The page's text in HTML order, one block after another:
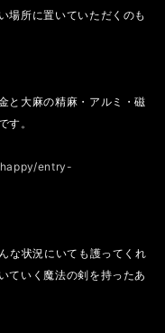
場所に置いていただくのも
と大麻の精麻・アルミ・磁
す。
entry-
な状況にいても護ってくれ
ていく魔法の剣を持ったあ